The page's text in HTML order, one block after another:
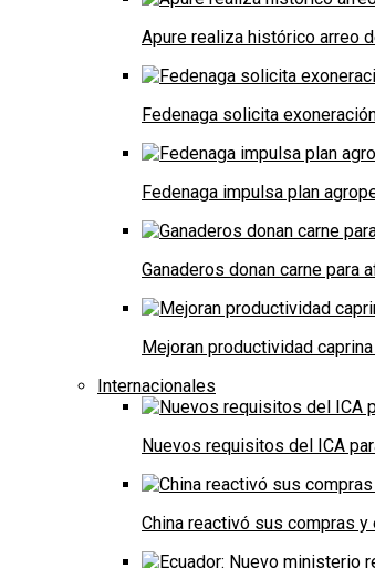
Apure realiza histórico arreo
Fedenaga solicita
Fedenaga impulsa plan
Ganaderos donan carne para
Mejoran productividad
Internacionales
Nuevos requisitos del ICA
China reactivó sus compras